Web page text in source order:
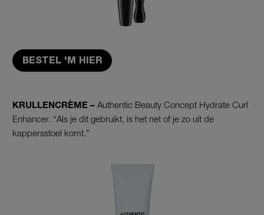
BESTEL 'M HIER
KRULLENCRÈME – Authentic Beauty Concept Hydrate Curl
Enhancer. “Als je dit gebruikt, is het net of je zo uit de
kappersstoel komt.”